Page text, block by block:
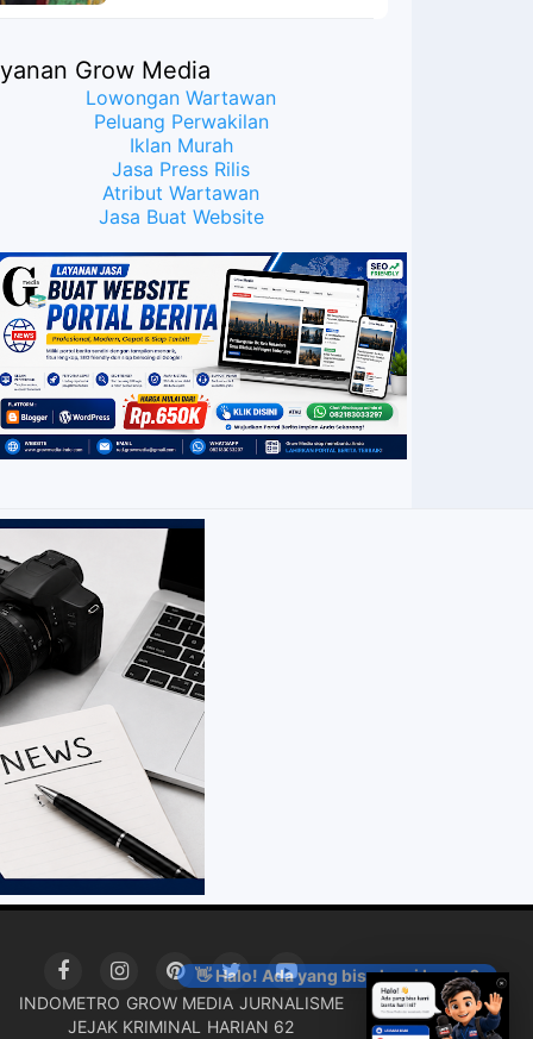
Grow Media
Lowongan Wartawan
Peluang Perwakilan
Iklan Murah
Jasa Press Rilis
Atribut Wartawan
Jasa Buat Website
👋 Halo! Ada yang bisa kami bantu?
INDOMETRO GROW MEDIA JURNALISME
JEJAK KRIMINAL
HARIAN 62